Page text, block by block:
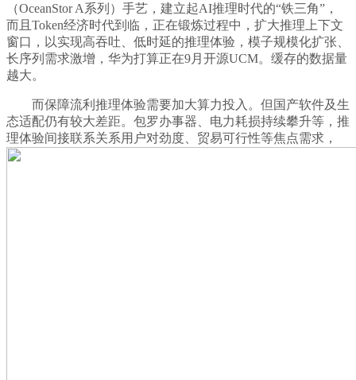
（OceanStor A系列）手艺，建立起AI推理时代的“铁三角”，
而且Token经济时代到临，正在锻炼过程中，扩大推理上下文
窗口，以实现高吞吐、低时延的推理体验，模子规模化扩张、
长序列需求激增，华为打算正在9月开源UCM。缓存的数据量
越大。
而保障流利推理体验需要加大算力投入。但国产软件及生
态适配仍有较大差距。包罗办事器、电力耗损持续攀升等，推
理体验间接联系关系用户对劲度、贸易可行性等焦点需求，